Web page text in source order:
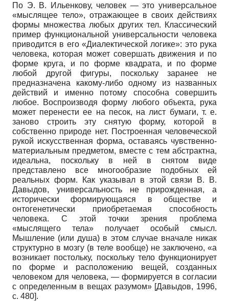
По Э. В. Ильенкову, человек — это универсальное
«мыслящее тело», отражающее в своих действиях
формы множества любых других тел. Классический
пример функциональной универсальности человека
приводится в его «Диалектической логике»: это рука
человека, которая может совершать движения и по
форме круга, и по форме квадрата, и по форме
любой другой фигуры, поскольку заранее не
предназначена какому-либо одному из названных
действий и именно потому способна совершить
любое. Воспроизводя форму любого объекта, рука
может перенести ее на песок, на лист бумаги, т. е.
заново строить эту снятую форму, которой в
собственно природе нет. Построенная человеческой
рукой искусственная форма, оставаясь чувственно-
материальным предметом, вместе с тем абстрактна,
идеальна, поскольку в ней в снятом виде
представлено все многообразие подобных ей
реальных форм. Как указывал в этой связи В. В.
Давыдов, универсальность не прирожденная, а
исторически формирующаяся в обществе и
онтогенетически приобретаемая способность
человека. С этой точки зрения проблема
«мыслящего тела» получает особый смысл.
Мышление (или душа) в этом случае вначале никак
структурно в мозгу (в теле вообще) не заключено, «а
возникает постольку, поскольку тело функционирует
по форме и расположению вещей, созданных
человеком для человека, — формируется в согласии
с определенным в вещах разумом» [Давыдов, 1996,
с. 480].